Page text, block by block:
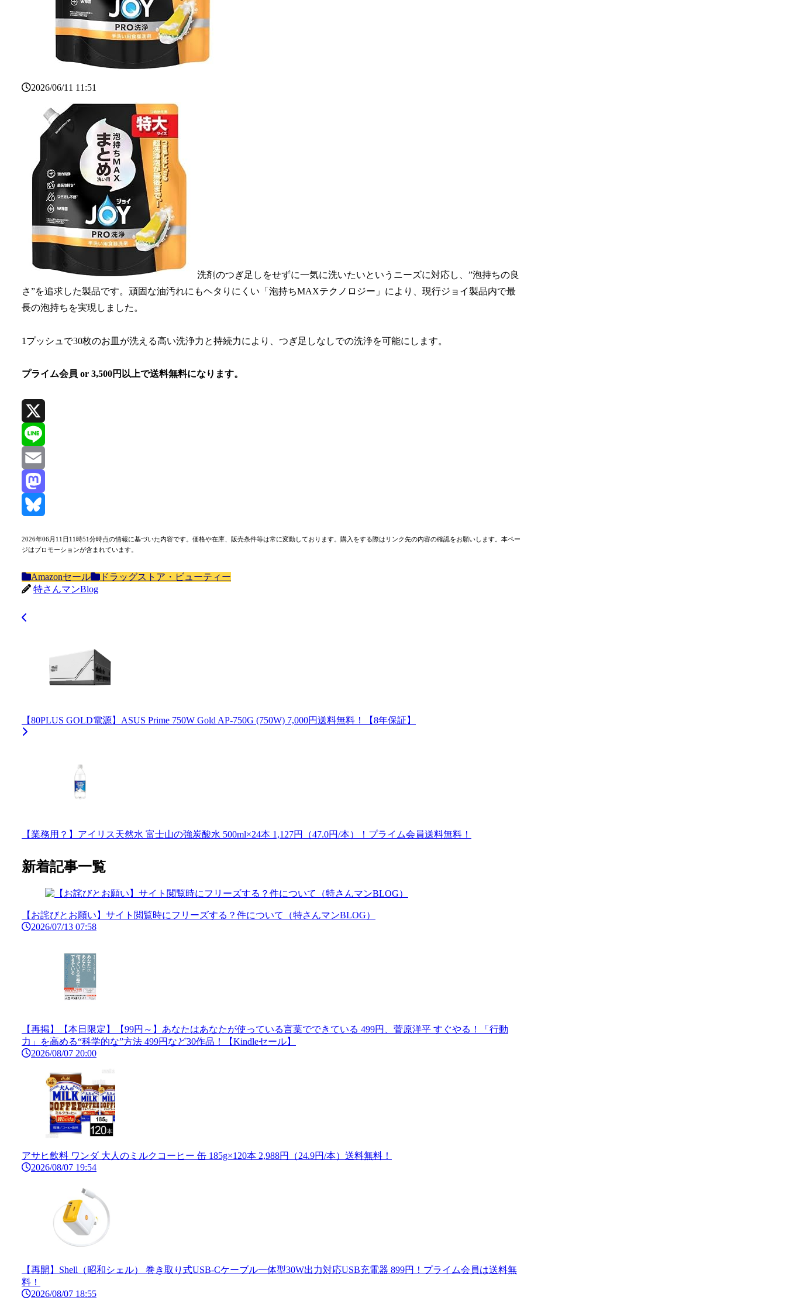
2026/06/11 11:51
洗剤のつぎ足しをせずに一気に洗いたいというニーズに対応し、”泡持ちの良
さ”を追求した製品です。頑固な油汚れにもヘタりにくい「泡持ちMAXテクノロジー」により、現行ジョイ製品内で最
長の泡持ちを実現しました。
1プッシュで30枚のお皿が洗える高い洗浄力と持続力により、つぎ足しなしでの洗浄を可能にします。
プライム会員 or 3,500円以上で送料無料になります。
X
Line
Email
Mastodon
2026年06月11日11時51分時点の情報に基づいた内容です。価格や在庫、販売条件等は常に変動しております。購入をする際はリンク先の内容の確認をお願いします。本ペー
ジはプロモーションが含まれています。
Amazonセール
ドラッグストア・ビューティー
特さんマンBlog
【80PLUS GOLD電源】ASUS Prime 750W Gold AP-750G (750W) 7,000円送料無料！【8年保証】
【業務用？】アイリス天然水 富士山の強炭酸水 500ml×24本 1,127円（47.0円/本）！プライム会員送料無料！
新着記事一覧
【お詫びとお願い】サイト閲覧時にフリーズする？件について（特さんマンBLOG）
2026/07/13 07:58
【再掲】【本日限定】【99円～】あなたはあなたが使っている言葉でできている 499円、菅原洋平 すぐやる！「行動
力」を高める“科学的な”方法 499円など30作品！【Kindleセール】
2026/08/07 20:00
アサヒ飲料 ワンダ 大人のミルクコーヒー 缶 185g×120本 2,988円（24.9円/本）送料無料！
2026/08/07 19:54
【再開】Shell（昭和シェル） 巻き取り式USB-Cケーブル一体型30W出力対応USB充電器 899円！プライム会員は送料無
料！
2026/08/07 18:55